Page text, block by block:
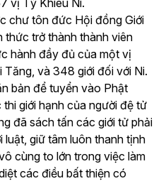
vị Tỷ Khiêu Ni.
chư tôn đức Hội đồng Giới
thức trở thành thành viên
hành đầy đủ của một vị
và 348 giới đối với Ni.
bản để tuyển vào Phật
giới hạnh của người đệ tử
đã sách tấn các giới tử phải
luật, giữ tâm luôn thanh tịnh
cùng to lớn trong việc làm
các điều bất thiện có